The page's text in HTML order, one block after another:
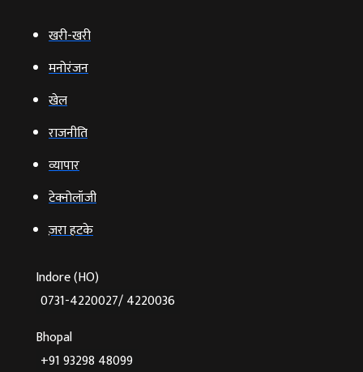
खरी-खरी
मनोरंजन
खेल
राजनीति
व्‍यापार
टेक्‍नोलॉजी
ज़रा हटके
Indore (HO)
0731-4220027/ 4220036
Bhopal
+91 93298 48099